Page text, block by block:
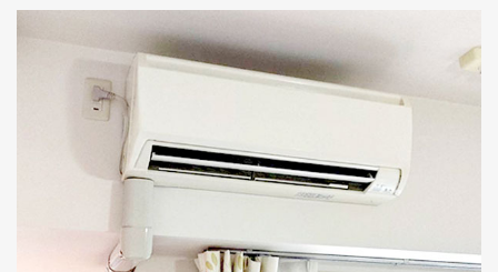
り付けさせていただきました。 外側部分は配管の出口
と、室外機置き場所の壁が違う為、室外機置き場所のベラ
ンダ側に配管をまわして室外カバーを取り付けさせていた
だきました。 室外機の置き場所はベランダの一番奥側の
設置をご希望されており、配管を窓下に横引きをしてそこ
に室外化粧カバー（ブラウン）で取り付けさせていただき
バーパック取り付け工事」にてエアコン取り付け工事のご
依頼ありがとうございました。 フォーラムサービスのエ
エアコン取り付け工事 化粧カバーパック 18,700円～
（税込） 配管穴あけ